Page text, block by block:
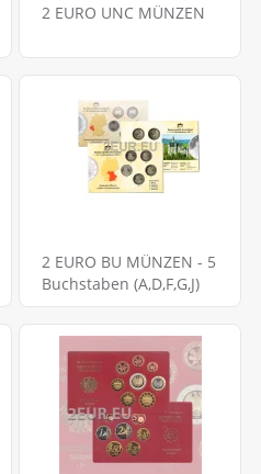
2 EURO UNC MÜNZEN
2 EURO BU MÜNZEN - 5
Buchstaben (A,D,F,G,J)